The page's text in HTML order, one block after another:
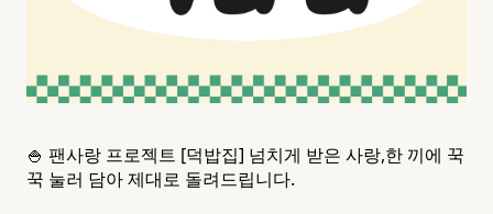
🍚 팬사랑 프로젝트 [덕밥집] 넘치게 받은 사랑,한 끼에 꾹
꾹 눌러 담아 제대로 돌려드립니다.